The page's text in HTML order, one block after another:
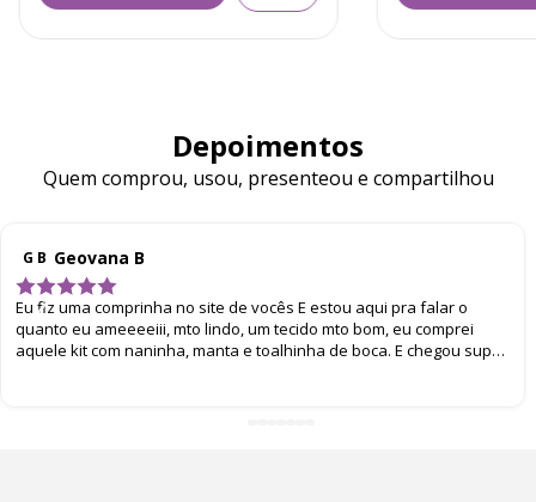
Depoimentos
Quem comprou, usou, presenteou e compartilhou
G B Geovana B
Eu fiz uma comprinha no site de vocês E estou aqui pra falar o
quanto eu ameeeeiii, mto lindo, um tecido mto bom, eu comprei
aquele kit com naninha, manta e toalhinha de boca. E chegou super